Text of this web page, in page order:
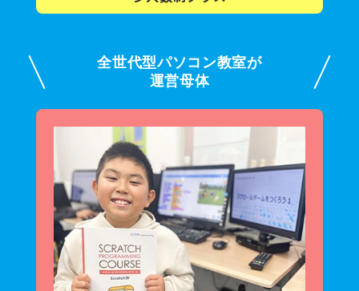
全世代型パソコン教室が
運営母体